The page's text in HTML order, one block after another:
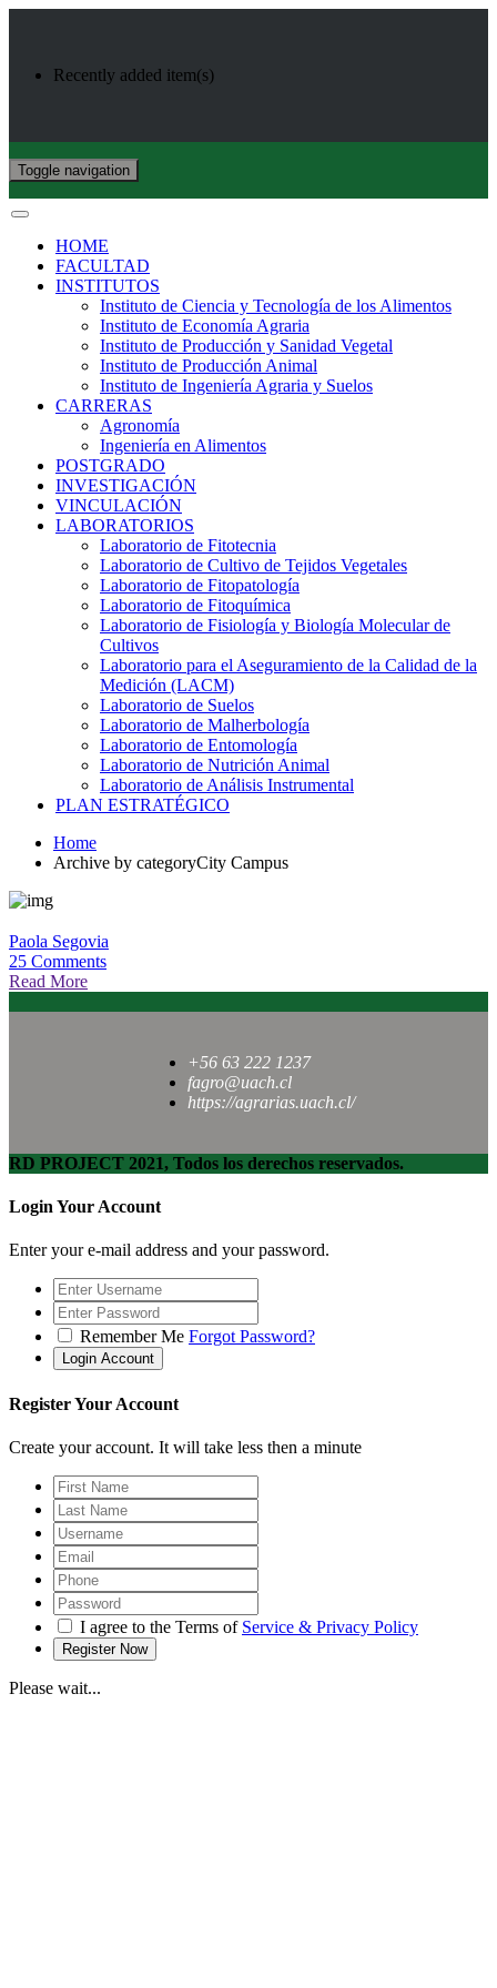
Recently added item(s)
Toggle navigation
HOME
FACULTAD
INSTITUTOS
Instituto de Ciencia y Tecnología de los Alimentos
Instituto de Economía Agraria
Instituto de Producción y Sanidad Vegetal
Instituto de Producción Animal
Instituto de Ingeniería Agraria y Suelos
CARRERAS
Agronomía
Ingeniería en Alimentos
POSTGRADO
INVESTIGACIÓN
VINCULACIÓN
LABORATORIOS
Laboratorio de Fitotecnia
Laboratorio de Cultivo de Tejidos Vegetales
Laboratorio de Fitopatología
Laboratorio de Fitoquímica
Laboratorio de Fisiología y Biología Molecular de
Cultivos
Laboratorio para el Aseguramiento de la Calidad de la
Medición (LACM)
Laboratorio de Suelos
Laboratorio de Malherbología
Laboratorio de Entomología
Laboratorio de Nutrición Animal
Laboratorio de Análisis Instrumental
PLAN ESTRATÉGICO
Home
Archive by categoryCity Campus
Paola Segovia
25 Comments
Read More
+56 63 222 1237
fagro@uach.cl
https://agrarias.uach.cl/
RD PROJECT 2021, Todos los derechos reservados.
Login Your Account
Enter your e-mail address and your password.
Remember Me Forgot Password?
Register Your Account
Create your account. It will take less then a minute
I agree to the Terms of Service & Privacy Policy
Please wait...